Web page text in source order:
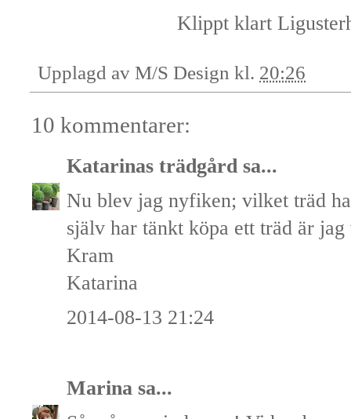
Klippt klart
Upplagd av M/S Design kl. 20:26
10 kommentarer:
Katarinas trädgård sa...
Nu blev jag nyfiken; vilket träd
själv har tänkt köpa ett träd är
Kram
Katarina
2014-08-13 21:24
Marina sa...